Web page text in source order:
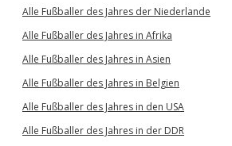
Alle Fußballer des Jahres der Niederlande
Alle Fußballer des Jahres in Afrika
Alle Fußballer des Jahres in Asien
Alle Fußballer des Jahres in Belgien
Alle Fußballer des Jahres in den USA
Alle Fußballer des Jahres in der DDR